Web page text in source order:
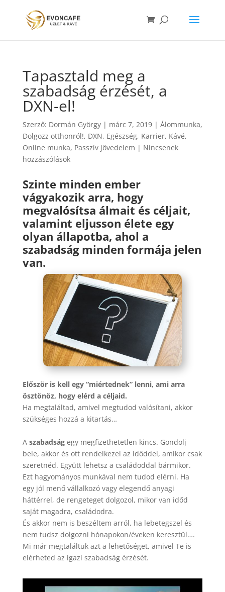
Tapasztald meg a
szabadság érzését, a
DXN-el!
Szerző: Dormán György| márc 7, 2019| Álommunka,
Dolgozz otthonról!, DXN, Egészség, Karrier, Kávé,
Online munka, Passzív jövedelem | Nincsenek
hozzászólások
Szinte minden ember
vágyakozik arra, hogy
megvalósítsa álmait és céljait,
valamint eljusson élete egy
olyan állapotba, ahol a
szabadság minden formája jelen
van.
Először is kell egy “miértednek” lenni, ami arra
ösztönöz, hogy elérd a céljaid.
Ha megtaláltad, amivel megtudod valósítani, akkor
szükséges hozzá a kitartás…
A szabadságegy megfizethetetlen kincs. Gondolj
bele, akkor és ott rendelkezel az időddel, amikor csak
szeretnéd. Együtt lehetsz a családoddal bármikor.
Ezt hagyományos munkával nem tudod elérni. Ha
egy jól menő vállalkozó vagy elegendő anyagi
háttérrel, de rengeteget dolgozol, mikor van időd
saját magadra, családodra.
És akkor nem is beszéltem arról, ha lebetegszel és
nem tudsz dolgozni hónapokon/éveken keresztül….
Mi már megtaláltuk azt a lehetőséget, amivel Te is
elérheted az igazi szabadság érzését.